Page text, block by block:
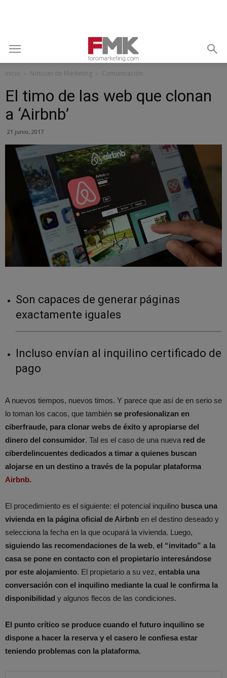
Inicio Noticias de Marketing Comunicación
El timo de las web que clonan
a ‘Airbnb’
21 junio, 2017
Son capaces de generar páginas
exactamente iguales
Incluso envían al inquilino certificado de
pago
A nuevos tiempos, nuevos timos. Y parece que así de en serio se
lo toman los cacos, que también se profesionalizan en
ciberfraude, para clonar webs de éxito y apropiarse del
dinero del consumidor. Tal es el caso de una nueva red de
ciberdelincuentes dedicados a timar a quienes buscan
alojarse en un destino a través de la popular plataforma
Airbnb.
El procedimiento es el siguiente: el potencial inquilino busca una
vivienda en la página oficial de Airbnb en el destino deseado y
selecciona la fecha en la que ocupará la vivienda. Luego,
siguiendo las recomendaciones de la web, el “invitado” a la
casa se pone en contacto con el propietario interesándose
por este alojamiento. El propietario a su vez, entabla una
conversación con el inquilino mediante la cual le confirma la
disponibilidad y algunos flecos de las condiciones.
El punto crítico se produce cuando el futuro inquilino se
dispone a hacer la reserva y el casero le confiesa estar
teniendo problemas con la plataforma.